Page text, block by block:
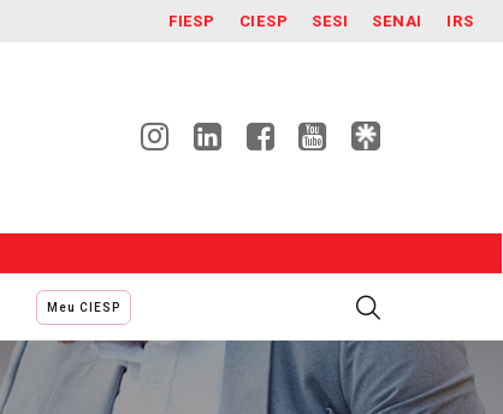
FIESP CIESP SESI SENAI IRS
Meu CIESP